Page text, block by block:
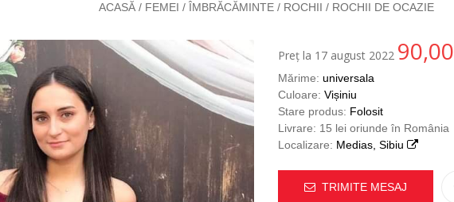
ACASĂ/ FEMEI / ÎMBRĂCĂMINTE/ ROCHII / ROCHII DE OCAZIE
Preț la 17 august 2022 90,00
Mărime: universala
Culoare: Vișiniu
Stare produs: Folosit
Livrare: 15 lei oriunde în România
Localizare: Medias, Sibiu
TRIMITE MESAJ